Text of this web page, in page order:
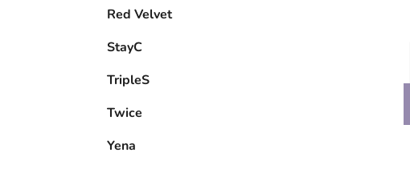
Red Velvet
StayC
TripleS
Twice
Yena